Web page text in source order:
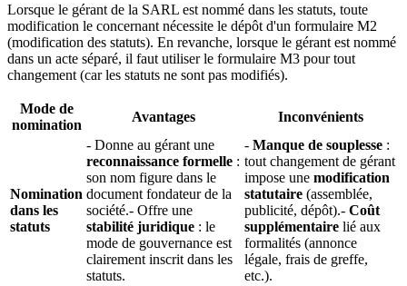
Lorsque le gérant de la SARL est nommé dans les statuts, toute
modification le concernant nécessite le dépôt d'un formulaire M2
(modification des statuts). En revanche, lorsque le gérant est nommé
dans un acte séparé, il faut utiliser le formulaire M3 pour tout
changement (car les statuts ne sont pas modifiés).
Mode de
nomination
Avantages Inconvénients
Nomination
dans les
statuts
- Donne au gérant une
reconnaissance formelle :
son nom figure dans le
document fondateur de la
société.- Offre une
stabilité juridique : le
mode de gouvernance est
clairement inscrit dans les
statuts.
- Manque de souplesse :
tout changement de gérant
impose une modification
statutaire (assemblée,
publicité, dépôt).- Coût
supplémentaire lié aux
formalités (annonce
légale, frais de greffe,
etc.).